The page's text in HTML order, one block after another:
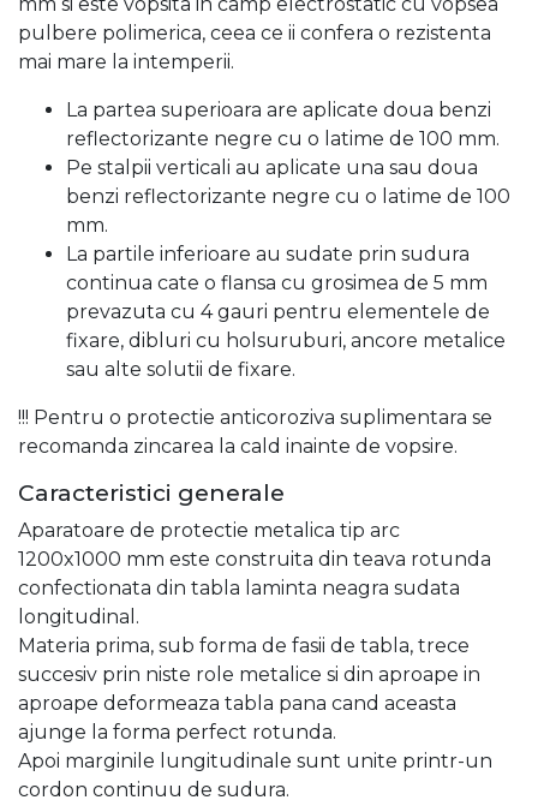
pulbere polimerica, ceea ce ii confera o rezistenta
mai mare la intemperii.
La partea superioara are aplicate doua benzi
reflectorizante negre cu o latime de 100 mm.
Pe stalpii verticali au aplicate una sau doua
benzi reflectorizante negre cu o latime de 100
mm.
La partile inferioare au sudate prin sudura
continua cate o flansa cu grosimea de 5 mm
prevazuta cu 4 gauri pentru elementele de
fixare, dibluri cu holsuruburi, ancore metalice
sau alte solutii de fixare.
!!! Pentru o protectie anticoroziva suplimentara se
recomanda zincarea la cald inainte de vopsire.
Caracteristici generale
Aparatoare de protectie metalica tip arc
1200x1000 mm este construita din teava rotunda
confectionata din tabla laminta neagra sudata
longitudinal.
Materia prima, sub forma de fasii de tabla, trece
succesiv prin niste role metalice si din aproape in
aproape deformeaza tabla pana cand aceasta
ajunge la forma perfect rotunda.
Apoi marginile lungitudinale sunt unite printr-un
cordon continuu de sudura.